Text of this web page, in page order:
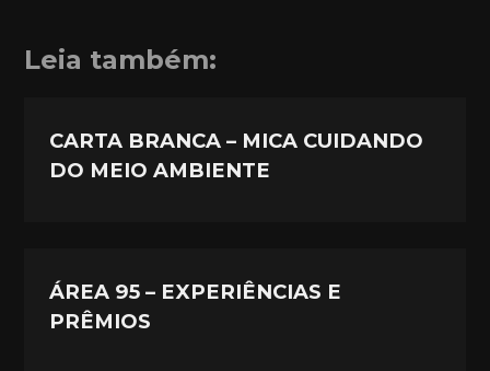
Leia também:
CARTA BRANCA – MICA CUIDANDO
DO MEIO AMBIENTE
ÁREA 95 – EXPERIÊNCIAS E
PRÊMIOS